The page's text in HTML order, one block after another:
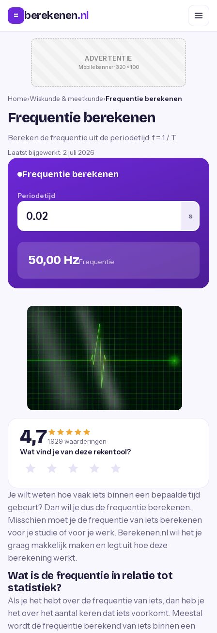
= berekenen.nl
ADVERTENTIE
Mobile banner · 320 × 100
Home›Wiskunde & meetkunde›Frequentie berekenen
Frequentie berekenen
Bereken de frequentie uit de periodetijd: f = 1 / T.
Laatst bijgewerkt: 2 juli 2026
Frequentie berekenen
Periodetijd
s
50,00 HzFrequentie
4,71.929 waarderingen
Wat vind je van deze rekentool?
Je wilt weten hoe vaak iets binnen een bepaalde tijd
gebeurt? Dan wil je dus de frequentie berekenen.
Misschien moet je de frequentie van iets berekenen
voor je studie of voor je werk. Berekenen.nl wil het je
graag makkelijk maken en legt uit hoe deze
berekening werkt.
Wat is de frequentie in relatie tot
statistiek?
Als je het hebt over de frequentie van iets, dan heb je
het over het aantal keren dat iets voorkomt. Meestal
wordt de frequentie berekend van iets binnen een